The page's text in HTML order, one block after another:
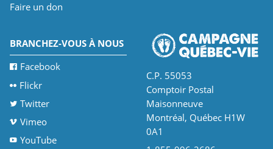
Faire un don
BRANCHEZ-VOUS À NOUS
Facebook
Flickr
Twitter
Vimeo
YouTube
C.P. 55053
Comptoir Postal
Maisonneuve
Montréal, Québec H1W
0A1